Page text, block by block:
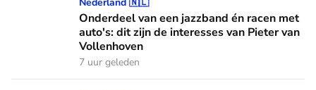
Nederland 🇳🇱
Onderdeel van een jazzband én racen met
auto's: dit zijn de interesses van Pieter van
Vollenhoven
7 uur geleden